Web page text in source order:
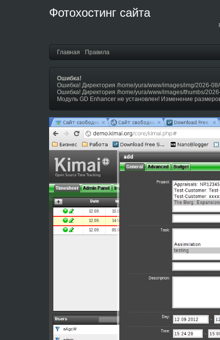
Фотохостинг сайта
Главная Правила
Ошибка!
Ошибка! Директория /home/yura/www/images/img/2026-
Ошибка! Директория /home/yura/www/images/thumbs/
Модуль GD Enhancer не установлен! Изменение